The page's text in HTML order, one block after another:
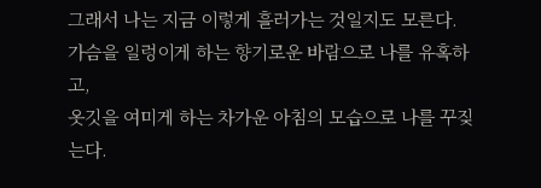
그래서 나는 지금 이렇게 흘러가는 것일지도 모른다.
가슴을 일렁이게 하는 향기로운 바람으로 나를 유혹하
고,
옷깃을 여미게 하는 차가운 아침의 모습으로 나를 꾸짖
는다.